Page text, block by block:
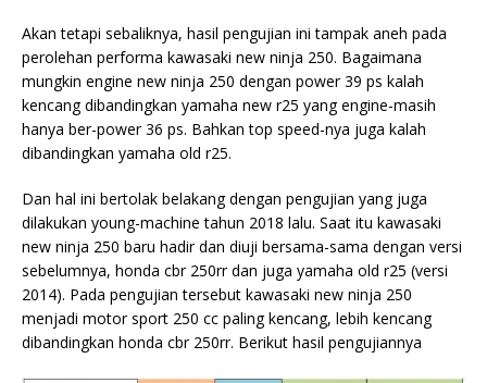
Akan tetapi sebaliknya, hasil pengujian ini tampak aneh pada
perolehan performa kawasaki new ninja 250. Bagaimana
mungkin engine new ninja 250 dengan power 39 ps kalah
kencang dibandingkan yamaha new r25 yang engine-masih
hanya ber-power 36 ps. Bahkan top speed-nya juga kalah
dibandingkan yamaha old r25.
Dan hal ini bertolak belakang dengan pengujian yang juga
dilakukan young-machine tahun 2018 lalu. Saat itu kawasaki
new ninja 250 baru hadir dan diuji bersama-sama dengan versi
sebelumnya, honda cbr 250rr dan juga yamaha old r25 (versi
2014). Pada pengujian tersebut kawasaki new ninja 250
menjadi motor sport 250 cc paling kencang, lebih kencang
dibandingkan honda cbr 250rr. Berikut hasil pengujiannya